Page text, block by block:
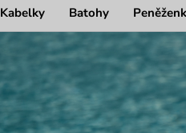
Kabelky Batohy